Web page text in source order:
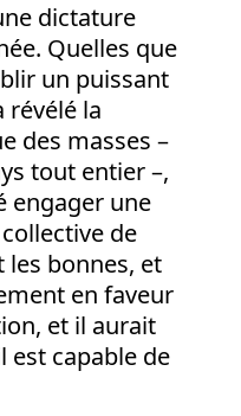
dictature
Quelles que
un puissant
révélé la
des masses –
tout entier –,
engager une
de
les bonnes, et
en faveur
et il aurait
est capable de